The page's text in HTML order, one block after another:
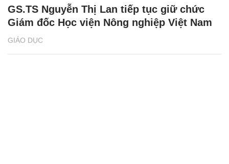
GIÁO DỤC
GS.TS Nguyễn Thị Lan tiếp tục giữ chức
Giám đốc Học viện Nông nghiệp Việt Nam